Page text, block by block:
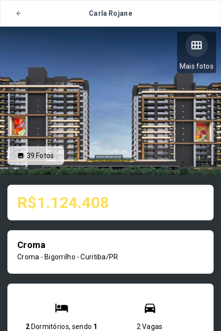
Carla Rojane
Mais fotos
39 Fotos
R$1.124.408
Croma
Croma - Bigorrilho - Curitiba/PR
2 Dormitórios, sendo 1
2 Vagas